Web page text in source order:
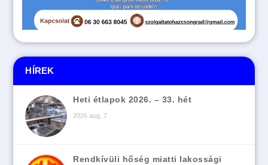
HÍREK
Heti étlapok 2026. – 33. hét
2026 aug. 7
Rendkívüli hőség miatti lakossági